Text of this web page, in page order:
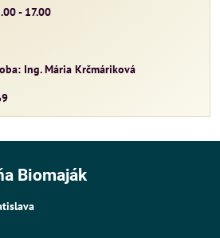
- 17.00
Ing. Mária Krčmáriková
Biomaják